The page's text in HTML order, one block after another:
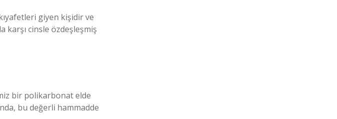
giyen kişidir ve
karşı cinsle özdeşleşmiş
bir polikarbonat elde
bu değerli hammadde